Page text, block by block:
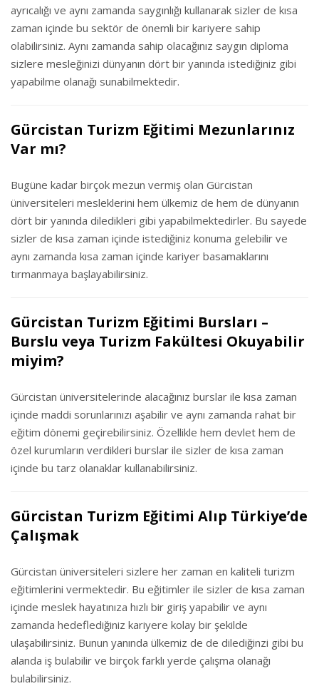
ayrıcalığı ve aynı zamanda saygınlığı kullanarak sizler de kısa
zaman içinde bu sektör de önemli bir kariyere sahip
olabilirsiniz. Aynı zamanda sahip olacağınız saygın diploma
sizlere mesleğinizi dünyanın dört bir yanında istediğiniz gibi
yapabilme olanağı sunabilmektedir.
Gürcistan Turizm Eğitimi Mezunlarınız
Var mı?
Bugüne kadar birçok mezun vermiş olan Gürcistan
üniversiteleri mesleklerini hem ülkemiz de hem de dünyanın
dört bir yanında diledikleri gibi yapabilmektedirler. Bu sayede
sizler de kısa zaman içinde istediğiniz konuma gelebilir ve
aynı zamanda kısa zaman içinde kariyer basamaklarını
tırmanmaya başlayabilirsiniz.
Gürcistan Turizm Eğitimi Bursları –
Burslu veya Turizm Fakültesi Okuyabilir
miyim?
Gürcistan üniversitelerinde alacağınız burslar ile kısa zaman
içinde maddi sorunlarınızı aşabilir ve aynı zamanda rahat bir
eğitim dönemi geçirebilirsiniz. Özellikle hem devlet hem de
özel kurumların verdikleri burslar ile sizler de kısa zaman
içinde bu tarz olanaklar kullanabilirsiniz.
Gürcistan Turizm Eğitimi Alıp Türkiye’de
Çalışmak
Gürcistan üniversiteleri sizlere her zaman en kaliteli turizm
eğitimlerini vermektedir. Bu eğitimler ile sizler de kısa zaman
içinde meslek hayatınıza hızlı bir giriş yapabilir ve aynı
zamanda hedeflediğiniz kariyere kolay bir şekilde
ulaşabilirsiniz. Bunun yanında ülkemiz de de dilediğinzi gibi bu
alanda iş bulabilir ve birçok farklı yerde çalışma olanağı
bulabilirsiniz.